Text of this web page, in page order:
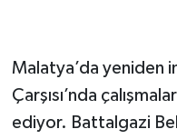
Malatya’da yeniden
Çarşısı’nda
ediyor. Battalgazi